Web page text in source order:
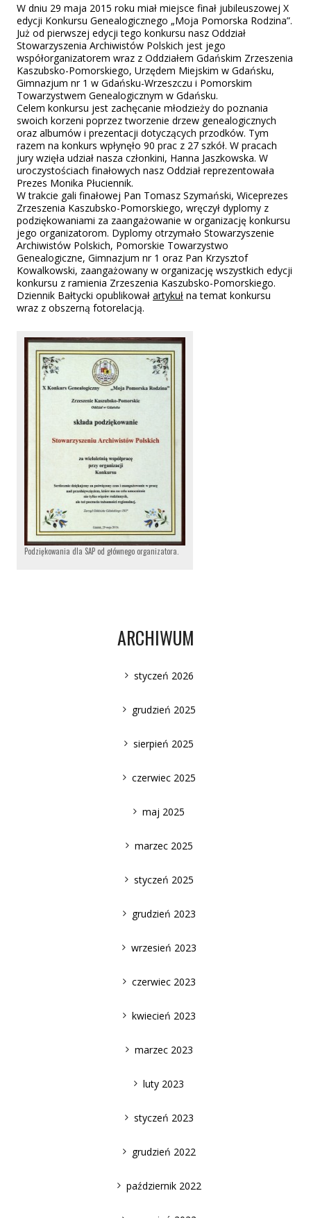
W dniu 29 maja 2015 roku miał miejsce finał jubileuszowej X
edycji Konkursu Genealogicznego „Moja Pomorska Rodzina”.
Już od pierwszej edycji tego konkursu nasz Oddział
Stowarzyszenia Archiwistów Polskich jest jego
współorganizatorem wraz z Oddziałem Gdańskim Zrzeszenia
Kaszubsko-Pomorskiego, Urzędem Miejskim w Gdańsku,
Gimnazjum nr 1 w Gdańsku-Wrzeszczu i Pomorskim
Towarzystwem Genealogicznym w Gdańsku.
Celem konkursu jest zachęcanie młodzieży do poznania
swoich korzeni poprzez tworzenie drzew genealogicznych
oraz albumów i prezentacji dotyczących przodków. Tym
razem na konkurs wpłynęło 90 prac z 27 szkół. W pracach
jury wzięła udział nasza członkini, Hanna Jaszkowska. W
uroczystościach finałowych nasz Oddział reprezentowała
Prezes Monika Płuciennik.
W trakcie gali finałowej Pan Tomasz Szymański, Wiceprezes
Zrzeszenia Kaszubsko-Pomorskiego, wręczył dyplomy z
podziękowaniami za zaangażowanie w organizację konkursu
jego organizatorom. Dyplomy otrzymało Stowarzyszenie
Archiwistów Polskich, Pomorskie Towarzystwo
Genealogiczne, Gimnazjum nr 1 oraz Pan Krzysztof
Kowalkowski, zaangażowany w organizację wszystkich edycji
konkursu z ramienia Zrzeszenia Kaszubsko-Pomorskiego.
Dziennik Bałtycki opublikował artykuł na temat konkursu
wraz z obszerną fotorelacją.
Podziękowania dla SAP od głównego organizatora.
ARCHIWUM
styczeń 2026
grudzień 2025
sierpień 2025
czerwiec 2025
maj 2025
marzec 2025
styczeń 2025
grudzień 2023
wrzesień 2023
czerwiec 2023
kwiecień 2023
marzec 2023
luty 2023
styczeń 2023
grudzień 2022
październik 2022